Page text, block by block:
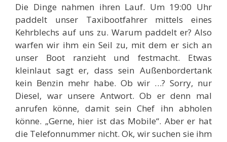
Die Dinge nahmen ihren Lauf. Um 19:00 Uhr
paddelt unser Taxibootfahrer mittels eines
Kehrblechs auf uns zu. Warum paddelt er? Also
warfen wir ihm ein Seil zu, mit dem er sich an
unser Boot ranzieht und festmacht. Etwas
kleinlaut sagt er, dass sein Außenbordertank
kein Benzin mehr habe. Ob wir …? Sorry, nur
Diesel, war unsere Antwort. Ob er denn mal
anrufen könne, damit sein Chef ihn abholen
könne. „Gerne, hier ist das Mobile“. Aber er hat
die Telefonnummer nicht. Ok, wir suchen sie ihm